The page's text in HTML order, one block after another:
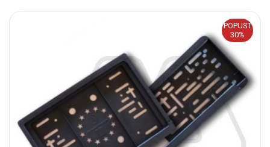
POPUST
30%